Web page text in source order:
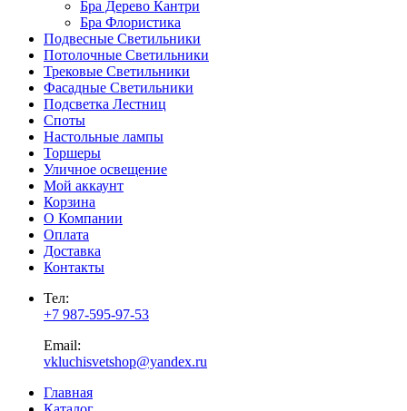
Бра Дерево Кантри
Бра Флористика
Подвесные Светильники
Потолочные Светильники
Трековые Светильники
Фасадные Светильники
Подсветка Лестниц
Споты
Настольные лампы
Торшеры
Уличное освещение
Мой аккаунт
Корзина
О Компании
Оплата
Доставка
Контакты
Тел:
+7 987-595-97-53
Email:
vkluchisvetshop@yandex.ru
Главная